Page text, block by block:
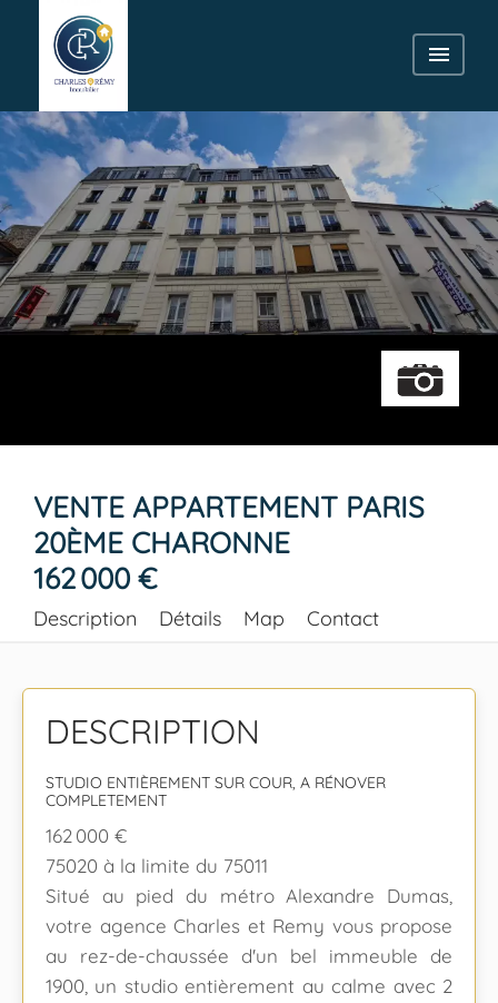
VENTE APPARTEMENT PARIS
20ÈME CHARONNE
162 000 €
Description Détails Map Contact
DESCRIPTION
STUDIO ENTIÈREMENT SUR COUR, A RÉNOVER
COMPLETEMENT
162 000 €
75020 à la limite du 75011
Situé au pied du métro Alexandre Dumas,
votre agence Charles et Remy vous propose
au rez-de-chaussée d'un bel immeuble de
1900, un studio entièrement au calme avec 2